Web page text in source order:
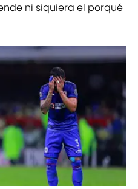
ni siquiera el porqué